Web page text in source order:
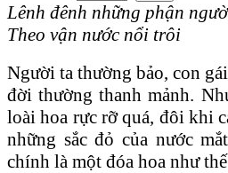
Lênh đênh những phận
Theo vận nước nổi trôi
Người ta thường bảo, con
đời thường thanh mảnh.
loài hoa rực rỡ quá, đôi khi
những sắc đỏ của nước
chính là một đóa hoa như